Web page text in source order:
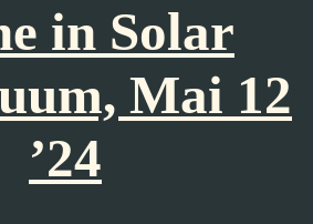
in Solar
Mai 12
’24